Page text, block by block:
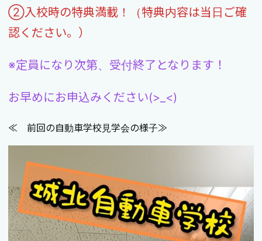
②入校時の特典満載！（特典内容は当日ご確
認ください。）
※定員になり次第、受付終了となります！
お早めにお申込みください(>_<)
≪ 前回の自動車学校見学会の様子≫